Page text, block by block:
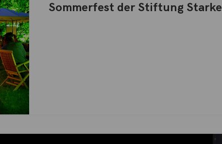
Sommerfest der Stiftung Starke